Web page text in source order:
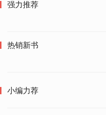
强力推荐
热销新书
小编力荐